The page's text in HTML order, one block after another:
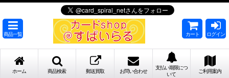
商品一覧 カート ログイン
ホーム 商品検索 郵送買取 お問い合わせ
支払い期限につ
いて
ご利用案内